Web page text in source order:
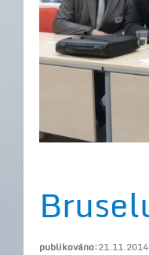
publikováno:21.11.2014